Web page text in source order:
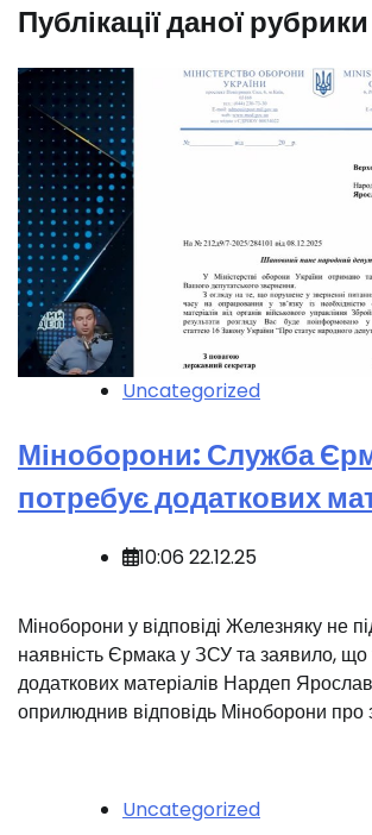
Публікації даної рубрики
Uncategorized
Міноборони: Служба
потребує додаткових
10:06 22.12.25
‍️Міноборони у відповіді Железняку не
наявність Єрмака у ЗСУ та заявило, що
додаткових матеріалів Нардеп
оприлюднив відповідь Міноборони про
Uncategorized